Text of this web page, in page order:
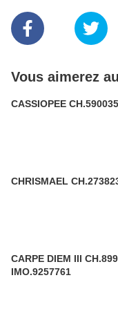
Vous aimerez
CASSIOPEE CH.590035
CARPE DIEM III
IMO.9257761